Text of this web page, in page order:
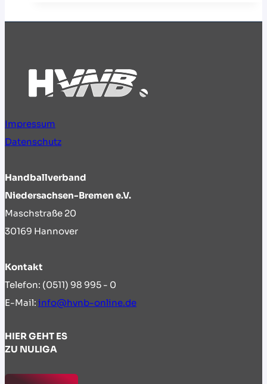
Impressum
Datenschutz
Handballverband
Niedersachsen-Bremen e.V.
Maschstraße 20
30169 Hannover
Kontakt
Telefon: (0511) 98 995 - 0
E-Mail: info@hvnb-online.de
HIER GEHT ES
ZU NULIGA